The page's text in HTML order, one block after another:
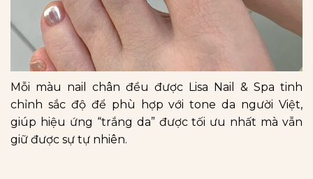
Mỗi màu nail chân đều được Lisa Nail & Spa tinh
chỉnh sắc độ để phù hợp với tone da người Việt,
giúp hiệu ứng “trắng da” được tối ưu nhất mà vẫn
giữ được sự tự nhiên.